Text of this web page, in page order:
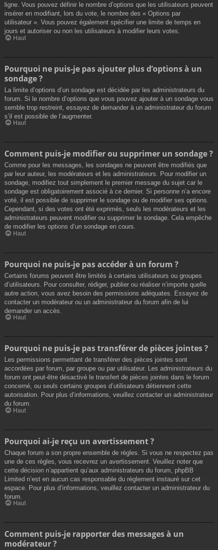
ligne. Vous pouvez définir le nombre d’options que les utilisateurs peuvent
insérer en modifiant, lors du vote, le nombre des « Options par
utilisateur ». Vous pouvez également spécifier une limite de temps en
jours et autoriser ou non les utilisateurs à modifier leurs votes.
Haut
Pourquoi ne puis-je pas ajouter plus d’options à un
sondage ?
La limite d’options d’un sondage est décidée par les administrateurs du
forum. Si le nombre d’options que vous pouvez ajouter à un sondage vous
semble trop restreint, essayez de demander à un administrateur du forum
s’il est possible de l’augmenter.
Haut
Comment puis-je modifier ou supprimer un sondage ?
Comme pour les messages, les sondages ne peuvent être modifiés que
par leur auteur, les modérateurs et les administrateurs. Pour modifier un
sondage, modifiez tout simplement le premier message du sujet car le
sondage est obligatoirement associé à ce dernier. Si personne n’a encore
voté, il est possible de supprimer le sondage ou de modifier ses options.
Cependant, si des votes ont été exprimés, seuls les modérateurs et les
administrateurs peuvent modifier ou supprimer le sondage. Cela empêche
de modifier les options d’un sondage en cours.
Haut
Pourquoi ne puis-je pas accéder à un forum ?
Certains forums peuvent être limités à certains utilisateurs ou groupes
d’utilisateurs. Pour consulter, rédiger, publier ou réaliser n’importe quelle
autre action, vous avez besoin des permissions adéquates. Essayez de
contacter un modérateur ou un administrateur du forum afin de lui
demander un accès.
Haut
Pourquoi ne puis-je pas transférer de pièces jointes ?
Les permissions permettant de transférer des pièces jointes sont
accordées par forum, par groupe ou par utilisateur. Les administrateurs du
forum ont peut-être désactivé le transfert de pièces jointes dans le forum
concerné, ou seuls certains groupes d’utilisateurs détiennent cette
autorisation. Pour plus d’informations, veuillez contacter un administrateur
du forum.
Haut
Pourquoi ai-je reçu un avertissement ?
Chaque forum a son propre ensemble de règles. Si vous ne respectez pas
une de ces règles, vous recevrez un avertissement. Veuillez noter que
cette décision n’appartient qu’aux administrateurs du forum, phpBB
Limited n’est en aucun cas responsable du règlement instauré sur cet
espace. Pour plus d’informations, veuillez contacter un administrateur du
forum.
Haut
Comment puis-je rapporter des messages à un
modérateur ?